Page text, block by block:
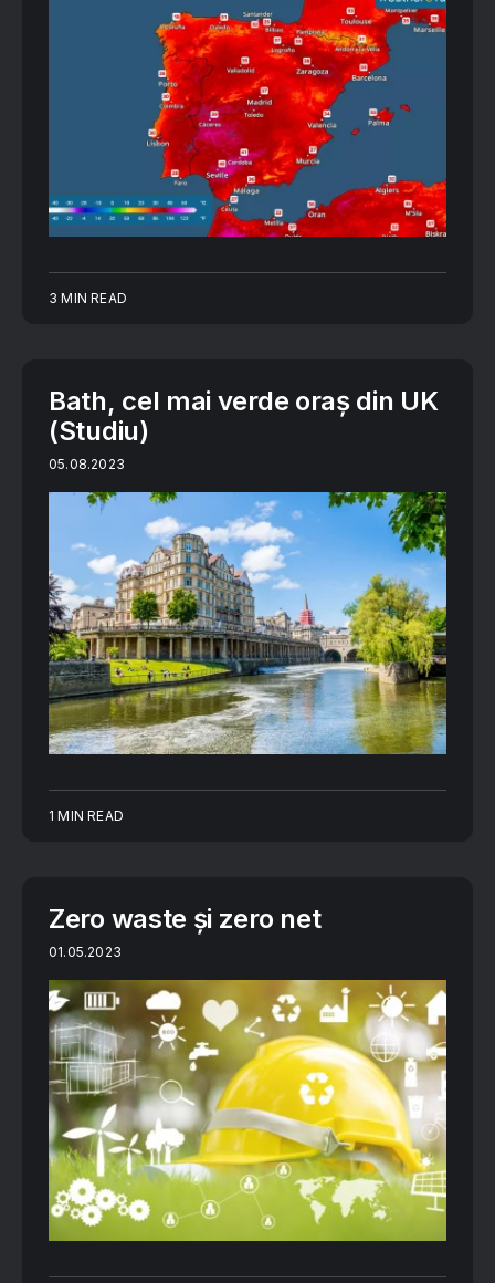
3 MIN READ
Bath, cel mai verde oraș din UK
(Studiu)
05.08.2023
1 MIN READ
Zero waste și zero net
01.05.2023